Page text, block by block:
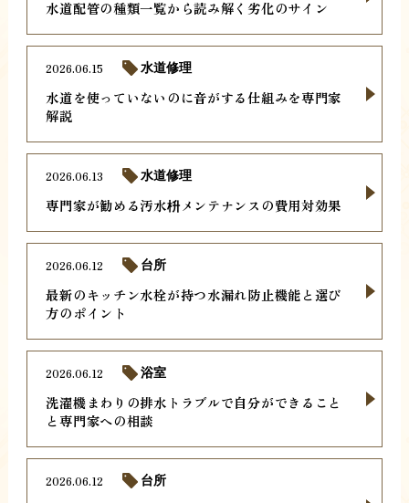
水道配管の種類一覧から読み解く劣化のサイン
水道を使っていないのに音がする仕組みを専門家
解説
2026.06.15 水道修理
専門家が勧める汚水枡メンテナンスの費用対効果
2026.06.13 水道修理
最新のキッチン水栓が持つ水漏れ防止機能と選び
方のポイント
2026.06.12 台所
洗濯機まわりの排水トラブルで自分ができること
と専門家への相談
2026.06.12 浴室
2026.06.12 台所